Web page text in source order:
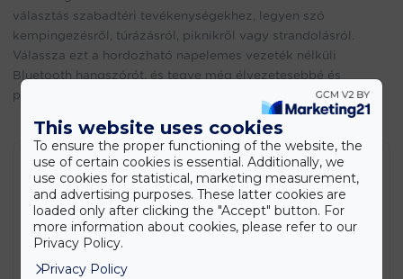
választás szabadtéri tevékenységekhez, legyen szó
kempingezésről, túrázásról, piknikről vagy strandolásról.
Válassza ezt a hordozható napelemes vezeték nélküli
Bluetooth hangszórót, és tegye még élvezetesebbé és
praktikusabbá szabadidős tevékenységeit!
Termékek
Stanley SXWTD-FT585 2 az 1-ben összecsukható
molnárkocsi és platformkocsi – 137 kg teherbírás
(EDC)
42.990
This website uses cookies
To ensure the proper functioning of the website, the
use of certain cookies is essential. Additionally, we
use cookies for statistical, marketing measurement,
and advertising purposes. These latter cookies are
loaded only after clicking the "Accept" button. For
more information about cookies, please refer to our
Privacy Policy.
Privacy Policy